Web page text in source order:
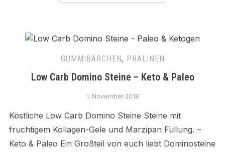
GUMMIBÄRCHEN, PRALINEN
Low Carb Domino Steine – Keto & Paleo
1. November 2018
Köstliche Low Carb Domino Steine Steine mit
fruchtigem Kollagen-Gele und Marzipan Füllung. –
Keto & Paleo Ein Großteil von euch liebt Dominosteine